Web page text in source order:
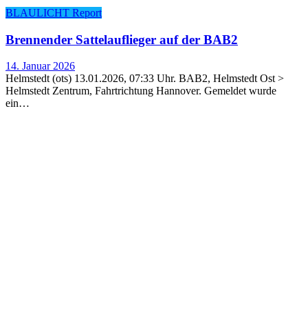
BLAULICHT Report
Bren­nen­der Sat­tel­auf­lie­ger auf der BAB2
14. Januar 2026
Helmstedt (ots) 13.01.2026, 07:33 Uhr. BAB2, Helmstedt Ost >
Helmstedt Zentrum, Fahrtrichtung Hannover. Gemeldet wurde
ein…